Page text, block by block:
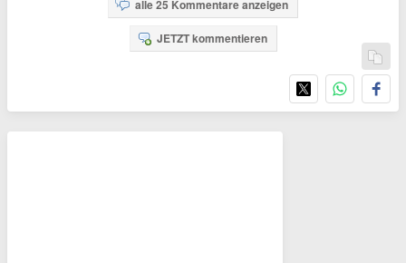
alle 25 Kommentare anzeigen
JETZT kommentieren